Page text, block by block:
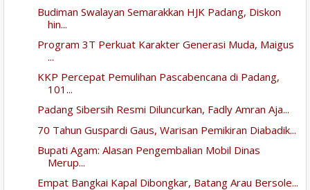
Budiman Swalayan Semarakkan HJK Padang, Diskon
hin...
Program 3T Perkuat Karakter Generasi Muda, Maigus
...
KKP Percepat Pemulihan Pascabencana di Padang,
101...
Padang Sibersih Resmi Diluncurkan, Fadly Amran Aja...
70 Tahun Guspardi Gaus, Warisan Pemikiran Diabadik...
Bupati Agam: Alasan Pengembalian Mobil Dinas
Merup...
Empat Bangkai Kapal Dibongkar, Batang Arau Bersole...